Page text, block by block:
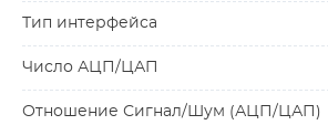
Тип интерфейса
Число АЦП/ЦАП
Отношение Сигнал/Шум (АЦП/ЦАП)